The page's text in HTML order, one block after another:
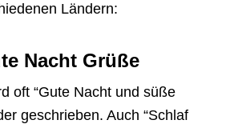
Ländern:
Nacht Grüße
oft “Gute Nacht und süße
geschrieben. Auch “Schlaf